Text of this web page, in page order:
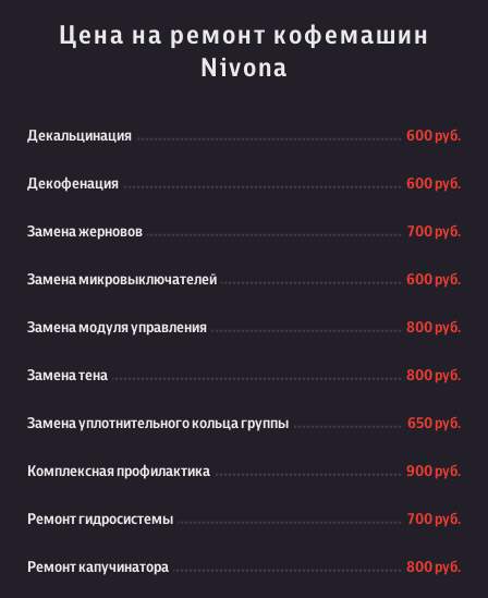
Цена на ремонт кофемашин
Nivona
Декальцинация 600 руб.
Декофенация 600 руб.
Замена жерновов 700 руб.
Замена микровыключателей 600 руб.
Замена модуля управления 800 руб.
Замена тена 800 руб.
Замена уплотнительного кольца группы 650 руб.
Комплексная профилактика 900 руб.
Ремонт гидросистемы 700 руб.
Ремонт капучинатора 800 руб.